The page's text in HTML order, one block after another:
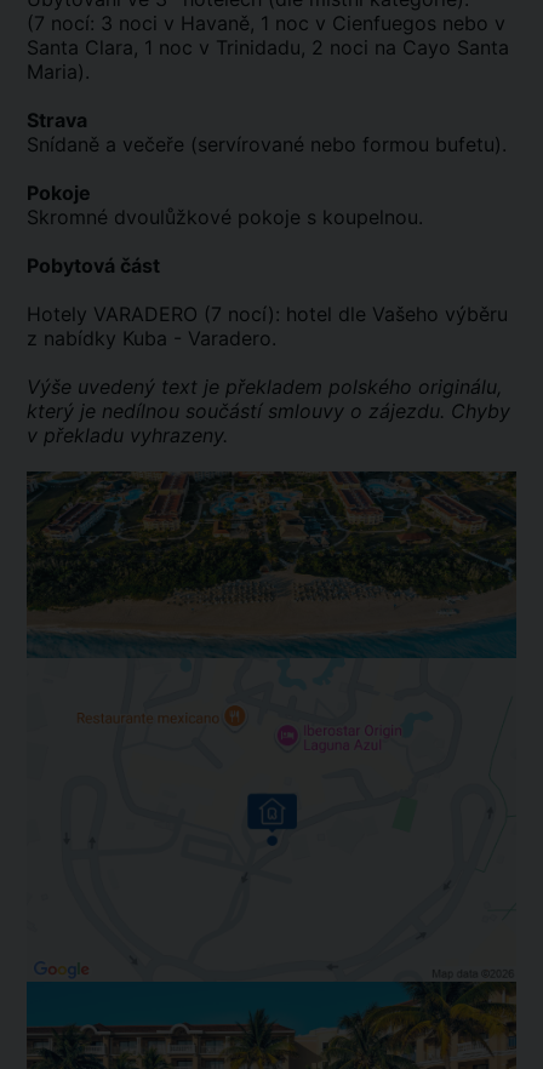
(7 nocí: 3 noci v Havaně, 1 noc v Cienfuegos nebo v
Santa Clara, 1 noc v Trinidadu, 2 noci na Cayo Santa
Maria).
Strava
Snídaně a večeře (servírované nebo formou bufetu).
Pokoje
Skromné dvoulůžkové pokoje s koupelnou.
Pobytová část
Hotely VARADERO (7 nocí): hotel dle Vašeho výběru
z nabídky Kuba - Varadero.
Výše uvedený text je překladem polského originálu,
který je nedílnou součástí smlouvy o zájezdu. Chyby
v překladu vyhrazeny.